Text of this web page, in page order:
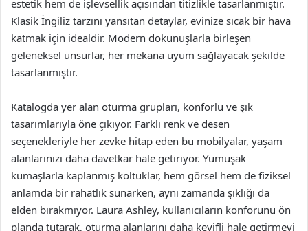
estetik hem de işlevsellik açısından titizlikle tasarlanmıştır.
Klasik İngiliz tarzını yansıtan detaylar, evinize sıcak bir hava
katmak için idealdir. Modern dokunuşlarla birleşen
geleneksel unsurlar, her mekana uyum sağlayacak şekilde
tasarlanmıştır.
Katalogda yer alan oturma grupları, konforlu ve şık
tasarımlarıyla öne çıkıyor. Farklı renk ve desen
seçenekleriyle her zevke hitap eden bu mobilyalar, yaşam
alanlarınızı daha davetkar hale getiriyor. Yumuşak
kumaşlarla kaplanmış koltuklar, hem görsel hem de fiziksel
anlamda bir rahatlık sunarken, aynı zamanda şıklığı da
elden bırakmıyor. Laura Ashley, kullanıcıların konforunu ön
planda tutarak, oturma alanlarını daha keyifli hale getirmeyi